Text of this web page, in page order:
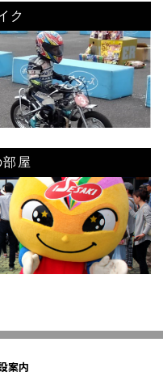
ク
屋
案内